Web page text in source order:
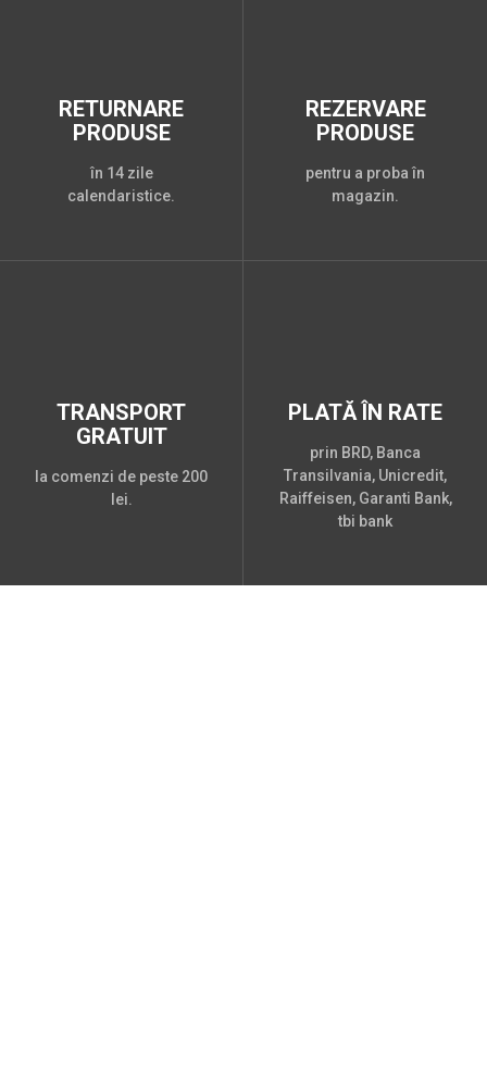
RETURNARE
PRODUSE
în 14 zile
calendaristice.
REZERVARE
PRODUSE
pentru a proba în
magazin.
TRANSPORT
GRATUIT
la comenzi de peste 200
lei.
PLATĂ ÎN RATE
prin BRD, Banca
Transilvania, Unicredit,
Raiffeisen, Garanti Bank,
tbi bank